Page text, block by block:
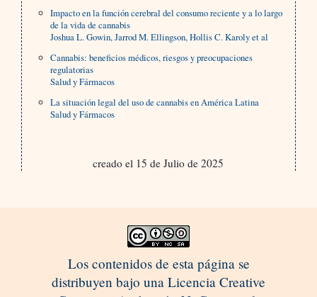
Impacto en la función cerebral del consumo reciente y a lo largo
de la vida de cannabis
Joshua L. Gowin, Jarrod M. Ellingson, Hollis C. Karoly et al
Cannabis: beneficios médicos, riesgos y preocupaciones
regulatorias
Salud y Fármacos
La situación legal del uso de cannabis en América Latina
Salud y Fármacos
creado el 15 de Julio de 2025
Los contenidos de esta página se
distribuyen bajo una Licencia Creative